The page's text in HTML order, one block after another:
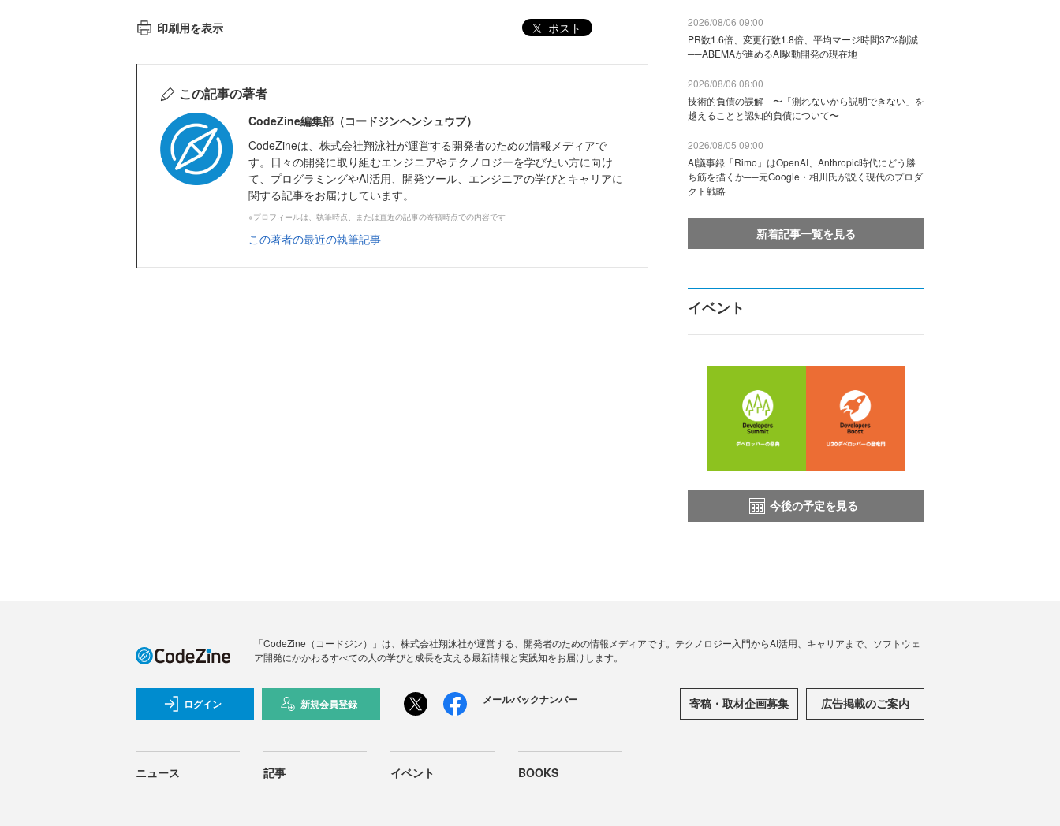
印刷用を表示 ポスト
この記事の著者
CodeZine編集部（コードジンヘンシュウブ）
CodeZineは、株式会社翔泳社が運営する開発者のための情報メディアで
す。日々の開発に取り組むエンジニアやテクノロジーを学びたい方に向け
て、プログラミングやAI活用、開発ツール、エンジニアの学びとキャリアに
関する記事をお届けしています。
※プロフィールは、執筆時点、または直近の記事の寄稿時点での内容です
この著者の最近の執筆記事
2026/08/06 09:00
PR数1.6倍、変更行数1.8倍、平均マージ時間37%削減
──ABEMAが進めるAI駆動開発の現在地
2026/08/06 08:00
技術的負債の誤解 〜「測れないから説明できない」を
越えることと認知的負債について〜
2026/08/05 09:00
AI議事録「Rimo」はOpenAI、Anthropic時代にどう勝
ち筋を描くか──元Google・相川氏が説く現代のプロダ
クト戦略
新着記事一覧を見る
イベント
今後の予定を見る
「CodeZine（コードジン）」は、株式会社翔泳社が運営する、開発者のための情報メディアです。テクノロジー入門からAI活用、キャリアまで、ソフトウェ
ア開発にかかわるすべての人の学びと成長を支える最新情報と実践知をお届けします。
ログイン 新規会員登録 メールバックナンバー 寄稿・取材企画募集 広告掲載のご案内
ニュース 記事 イベント BOOKS